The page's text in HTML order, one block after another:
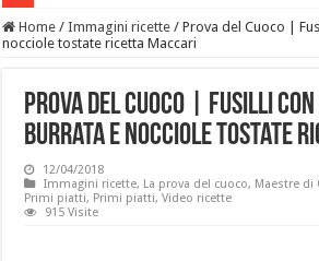
Home / Immagini ricette / Prova del Cuoco |
nocciole tostate ricetta Maccari
Prova del Cuoco | Fusilli
burrata e nocciole tostate
12/04/2018
Immagini ricette, La prova del cuoco, Maestre di
Primi piatti, Primi piatti,Video ricette
915 Visite